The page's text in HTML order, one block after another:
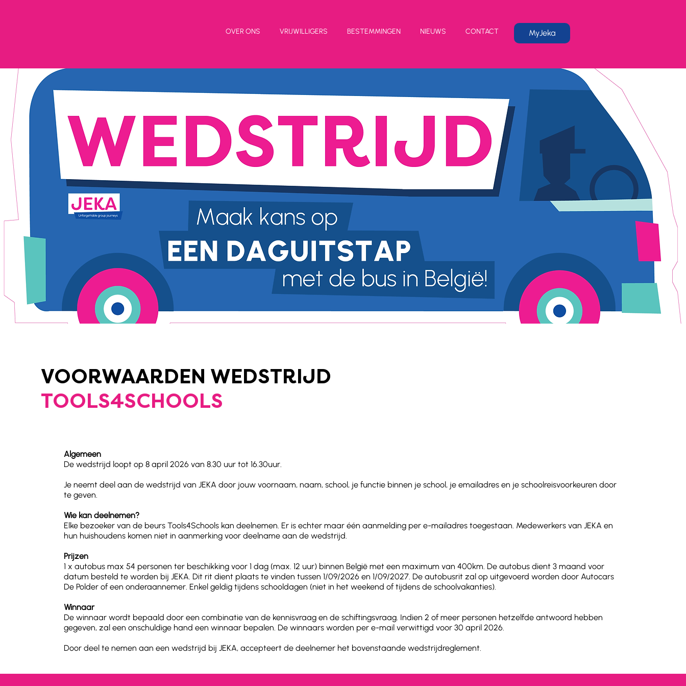
OVER ONS VRIJWILLIGERS BESTEMMINGEN NIEUWS CONTACT MyJeka
VOORWAARDEN WEDSTRIJD
TOOLS4SCHOOLS
Algemeen
De wedstrijd loopt op 8 april 2026 van 8.30 uur tot 16.30uur.
Je neemt deel aan de wedstrijd van JEKA door jouw voornaam, naam, school, je functie binnen je school, je emailadres en je schoolreisvoorkeuren door
te geven.
Wie kan deelnemen?
Elke bezoeker van de beurs Tools4Schools kan deelnemen. Er is echter maar één aanmelding per e-mailadres toegestaan. Medewerkers van JEKA en
hun huishoudens komen niet in aanmerking voor deelname aan de wedstrijd.
Prijzen
1 x autobus max 54 personen ter beschikking voor 1 dag (max. 12 uur) binnen België met een maximum van 400km. De autobus dient 3 maand voor
datum besteld te worden bij JEKA. Dit rit dient plaats te vinden tussen 1/09/2026 en 1/09/2027. De autobusrit zal op uitgevoerd worden door Autocars
De Polder of een onderaannemer. Enkel geldig tijdens schooldagen (niet in het weekend of tijdens de schoolvakanties).
Winnaar
De winnaar wordt bepaald door een combinatie van de kennisvraag en de schiftingsvraag. Indien 2 of meer personen hetzelfde antwoord hebben
gegeven, zal een onschuldige hand een winnaar bepalen. De winnaars worden per e-mail verwittigd voor 30 april 2026.
Door deel te nemen aan een wedstrijd bij JEKA, accepteert de deelnemer het bovenstaande wedstrijdreglement.